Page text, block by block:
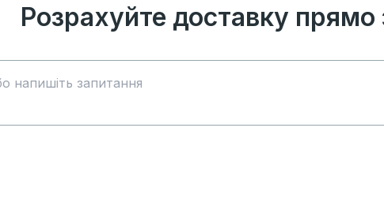
Розрахуйте доставку прямо